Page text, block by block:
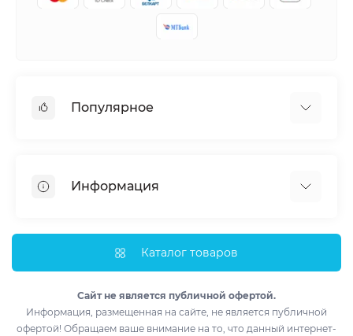
Популярное
Тепловые насосы
Полупромышленные кондиционеры
Обогреватели
Информация
Импортеры
Контакты
Каталог товаров
Сайт не является публичной офертой.
Информация, размещенная на сайте, не является публичной
офертой! Обращаем ваше внимание на то, что данный интернет-